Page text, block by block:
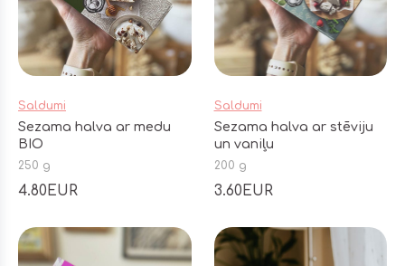
Saldumi
Sezama halva ar medu
BIO
250 g
4.80EUR
Saldumi
Sezama halva ar stēviju
un vaniļu
200 g
3.60EUR